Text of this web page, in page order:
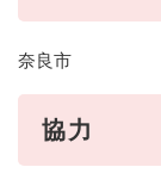
奈良市
協力